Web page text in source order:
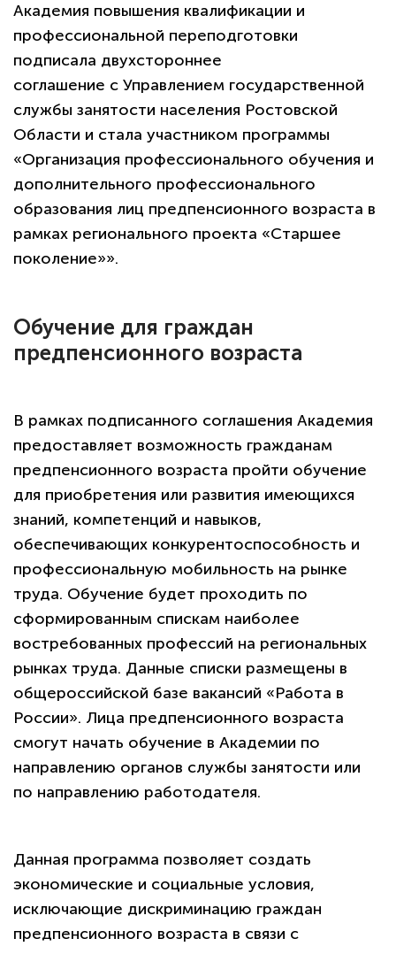
Академия повышения квалификации и
профессиональной переподготовки
подписала двухстороннее
соглашение с Управлением государственной
службы занятости населения Ростовской
Области и стала участником программы
«Организация профессионального обучения и
дополнительного профессионального
образования лиц предпенсионного возраста в
рамках регионального проекта «Старшее
поколение»».
Обучение для граждан
предпенсионного возраста
В рамках подписанного соглашения Академия
предоставляет возможность гражданам
предпенсионного возраста пройти обучение
для приобретения или развития имеющихся
знаний, компетенций и навыков,
обеспечивающих конкурентоспособность и
профессиональную мобильность на рынке
труда. Обучение будет проходить по
сформированным спискам наиболее
востребованных профессий на региональных
рынках труда. Данные списки размещены в
общероссийской базе вакансий «Работа в
России». Лица предпенсионного возраста
смогут начать обучение в Академии по
направлению органов службы занятости или
по направлению работодателя.
Данная программа позволяет создать
экономические и социальные условия,
исключающие дискриминацию граждан
предпенсионного возраста в связи с